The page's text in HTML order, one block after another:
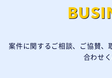
案件に関するご相談、ご協賛、
合わせ